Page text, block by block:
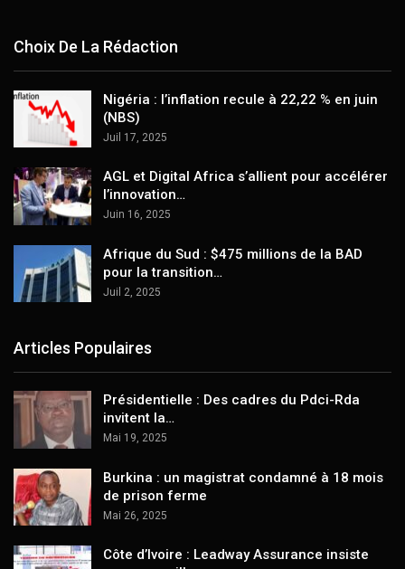
Choix De La Rédaction
Nigéria : l’inflation recule à 22,22 % en juin
(NBS)
Juil 17, 2025
AGL et Digital Africa s’allient pour accélérer
l’innovation…
Juin 16, 2025
Afrique du Sud : $475 millions de la BAD
pour la transition…
Juil 2, 2025
Articles Populaires
Présidentielle : Des cadres du Pdci-Rda
invitent la…
Mai 19, 2025
Burkina : un magistrat condamné à 18 mois
de prison ferme
Mai 26, 2025
Côte d’Ivoire : Leadway Assurance insiste